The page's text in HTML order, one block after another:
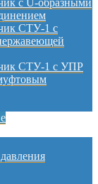
СТУ-1 с
СТУ-1 с УПР